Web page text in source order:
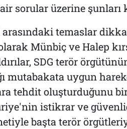
sorular üzerine şunları
temaslar
Münbiç ve Halep
SDG terör
mutabakata uygun
tehdit oluşturduğunu
istikrar ve
başta terör